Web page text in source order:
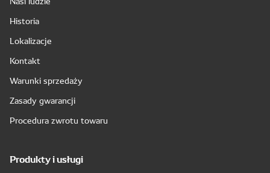
Historia
Lokalizacje
Kontakt
Warunki sprzedaży
Zasady gwarancji
Procedura zwrotu towaru
Produkty i usługi